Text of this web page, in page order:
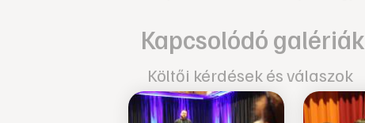
Kapcsolódó galériák
Költői kérdések és válaszok